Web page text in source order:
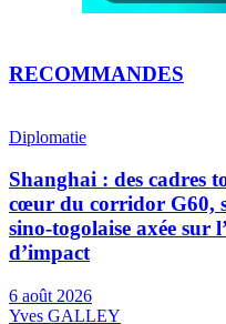
RECOMMANDES
Diplomatie
Shanghai : des cadres
cœur du corridor G60,
sino-togolaise axée sur
d’impact
6 août 2026
Yves GALLEY